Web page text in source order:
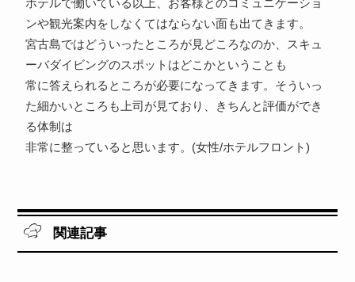
ホテルで働いている以上、お客様とのコミュニケーショ
ンや観光案内をしなくてはならない面も出てきます。
宮古島ではどういったところが見どころなのか、スキュ
ーバダイビングのスポットはどこかということも
常に答えられるところが必要になってきます。そういっ
た細かいところも上司が見ており、きちんと評価ができ
る体制は
非常に整っていると思います。(女性/ホテルフロント)
関連記事